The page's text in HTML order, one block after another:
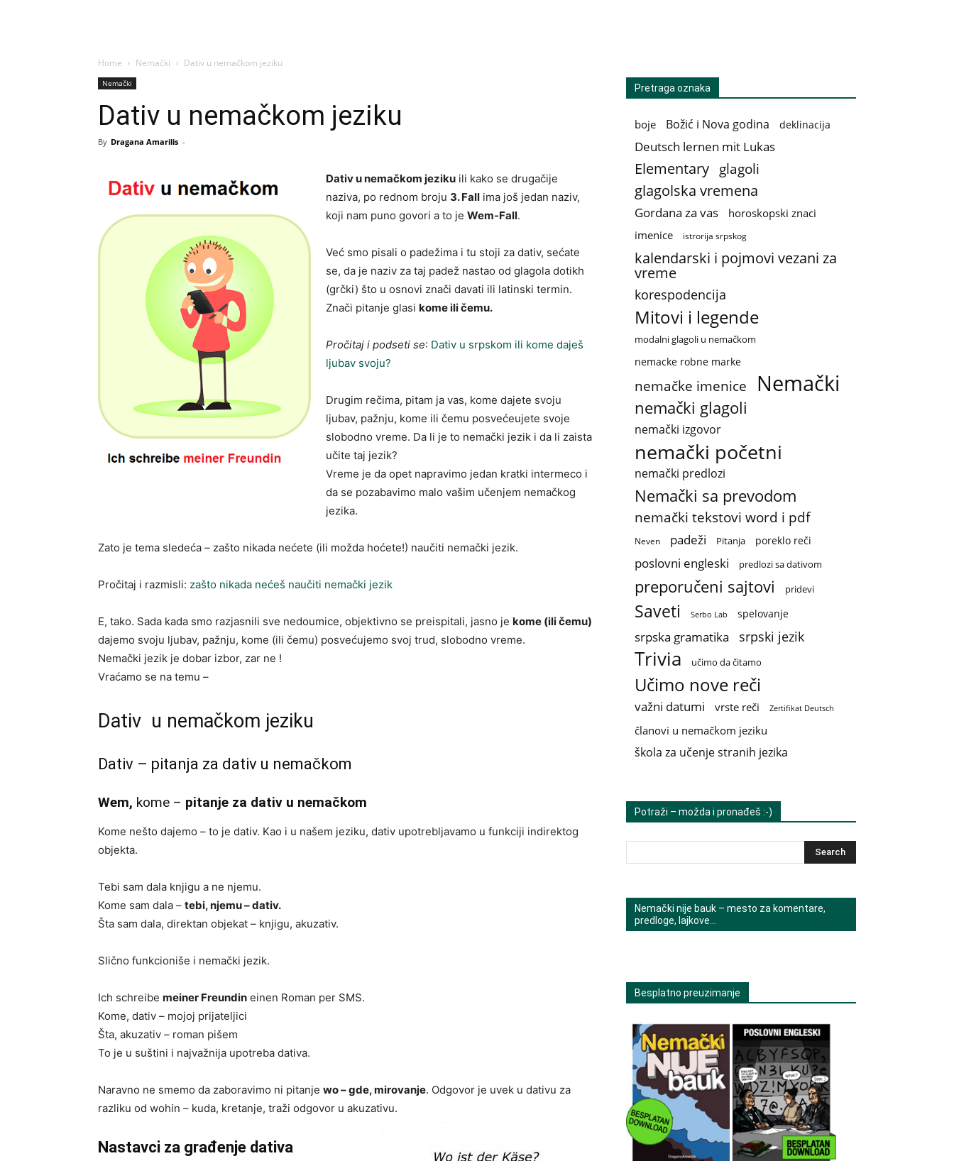
Home Nemački Dativ u nemačkom jeziku
Nemački
Dativ u nemačkom jeziku
By Dragana Amarilis -
Dativ u nemačkom jeziku ili kako se drugačije
naziva, po rednom broju 3. Fall ima još jedan naziv,
koji nam puno govori a to je Wem-Fall.
Već smo pisali o padežima i tu stoji za dativ, sećate
se, da je naziv za taj padež nastao od glagola dotikh
(grčki) što u osnovi znači davati ili latinski termin.
Znači pitanje glasi kome ili čemu.
Pročitaj i podseti se: Dativ u srpskom ili kome daješ
ljubav svoju?
Drugim rečima, pitam ja vas, kome dajete svoju
ljubav, pažnju, kome ili čemu posvećeujete svoje
slobodno vreme. Da li je to nemački jezik i da li zaista
učite taj jezik?
Vreme je da opet napravimo jedan kratki intermeco i
da se pozabavimo malo vašim učenjem nemačkog
jezika.
Zato je tema sledeća – zašto nikada nećete (ili možda hoćete!) naučiti nemački jezik.
Pročitaj i razmisli: zašto nikada nećeš naučiti nemački jezik
E, tako. Sada kada smo razjasnili sve nedoumice, objektivno se preispitali, jasno je kome (ili čemu)
dajemo svoju ljubav, pažnju, kome (ili čemu) posvećujemo svoj trud, slobodno vreme.
Nemački jezik je dobar izbor, zar ne !
Vraćamo se na temu –
Dativ u nemačkom jeziku
Dativ – pitanja za dativ u nemačkom
Wem, kome – pitanje za dativ u nemačkom
Kome nešto dajemo – to je dativ. Kao i u našem jeziku, dativ upotrebljavamo u funkciji indirektog
objekta.
Tebi sam dala knjigu a ne njemu.
Kome sam dala – tebi, njemu – dativ.
Šta sam dala, direktan objekat – knjigu, akuzativ.
Slično funkcioniše i nemački jezik.
Ich schreibe meiner Freundin einen Roman per SMS.
Kome, dativ – mojoj prijateljici
Šta, akuzativ – roman pišem
To je u suštini i najvažnija upotreba dativa.
Naravno ne smemo da zaboravimo ni pitanje wo – gde, mirovanje. Odgovor je uvek u dativu za
razliku od wohin – kuda, kretanje, traži odgovor u akuzativu.
Nastavci za građenje dativa
Pretraga oznaka
boje Božić i Nova godina deklinacija
Deutsch lernen mit Lukas
Elementary glagoli
glagolska vremena
Gordana za vas horoskopski znaci
imenice istrorija srpskog
kalendarski i pojmovi vezani za
vreme
korespodencija
Mitovi i legende
modalni glagoli u nemačkom
nemacke robne marke
nemačke imenice Nemački
nemački glagoli
nemački izgovor
nemački početni
nemački predlozi
Nemački sa prevodom
nemački tekstovi word i pdf
Neven padeži Pitanja poreklo reči
poslovni engleski predlozi sa dativom
preporučeni sajtovi pridevi
Saveti Serbo Lab spelovanje
srpska gramatika srpski jezik
Trivia učimo da čitamo
Učimo nove reči
važni datumi vrste reči Zertifikat Deutsch
članovi u nemačkom jeziku
škola za učenje stranih jezika
Potraži – možda i pronađeš :-)
Nemački nije bauk – mesto za komentare,
predloge, lajkove…
Besplatno preuzimanje